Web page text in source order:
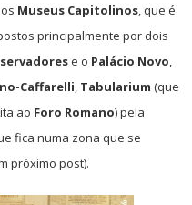
Museus Capitolinos, que é
principalmente por dois
e o Palácio Novo,
Caffarelli, Tabularium(que
ao Foro Romano) pela
fica numa zona que se
próximo post).